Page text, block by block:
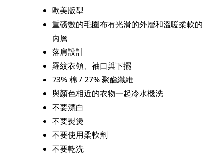
【棒壘】壘鞋類&鞋套
【棒壘】棒球釘鞋類
【棒壘】裁判教練主審鞋類
【棒壘】少年&兒童專區
【棒壘】球類
【棒壘】服飾
【棒壘】球褲,皮帶,襪
【棒壘】裝備專用袋